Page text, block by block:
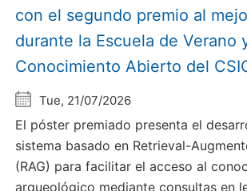
con el segundo premio al
durante la Escuela de Verano
Conocimiento Abierto del
Tue, 21/07/2026
El póster premiado presenta el
sistema basado en Retrieval-
(RAG) para facilitar el acceso al
arqueológico mediante consultas en